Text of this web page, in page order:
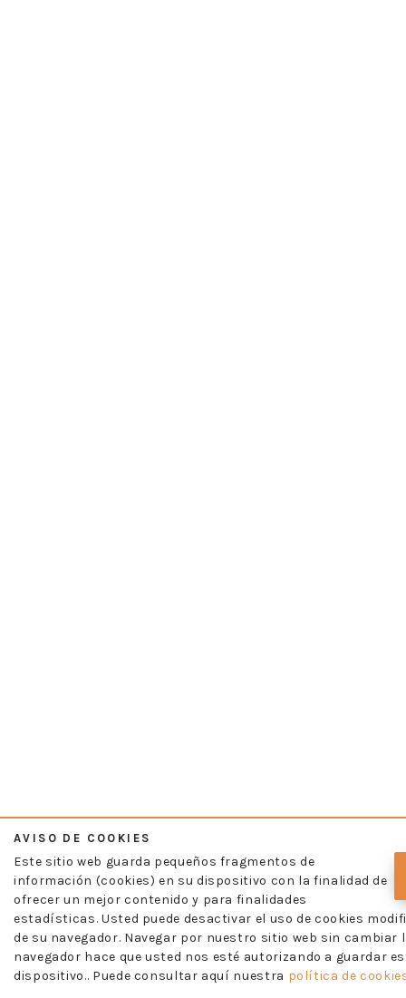
AVISO DE COOKIES
Este sitio web guarda pequeños fragmentos de
información (cookies) en su dispositivo con la finalidad de
ofrecer un mejor contenido y para finalidades
estadísticas. Usted puede desactivar el uso de cookies
de su navegador. Navegar por nuestro sitio web sin cambiar
navegador hace que usted nos esté autorizando a guardar
dispositivo.. Puede consultar aquí nuestra política de